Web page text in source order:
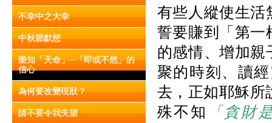
不幸中之大幸
中秋節默想
樂知「天命」─「即或不然」的
信心
為何要改變現狀？
請不要令我失望
有些人縱使生活
誓要賺到「第一
的感情、增加親
聚的時刻、讀
去，正如耶穌所
殊不知
「貪財